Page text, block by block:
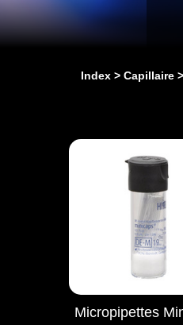
Index Capillaire
Micropipettes